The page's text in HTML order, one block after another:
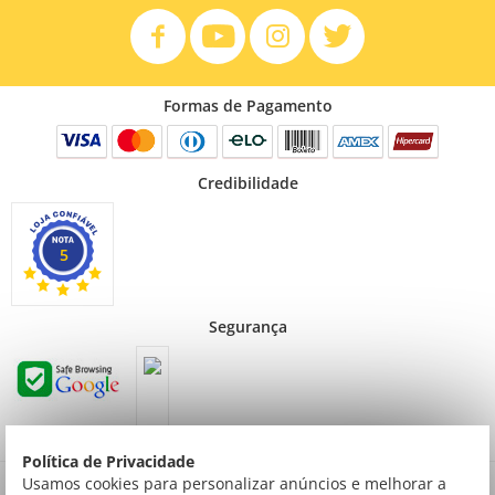
Política de Privacidade
Usamos cookies para personalizar anúncios e melhorar a
Formas de Pagamento
Credibilidade
5
Segurança
Preços válidos para consumidor final não contribuinte. Preços exclusivos para compras